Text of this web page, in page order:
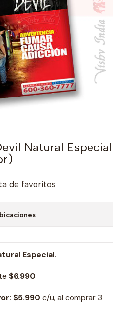
Natural Especial
de favoritos
Especial.
$6.990
$5.990 c/u, al comprar 3